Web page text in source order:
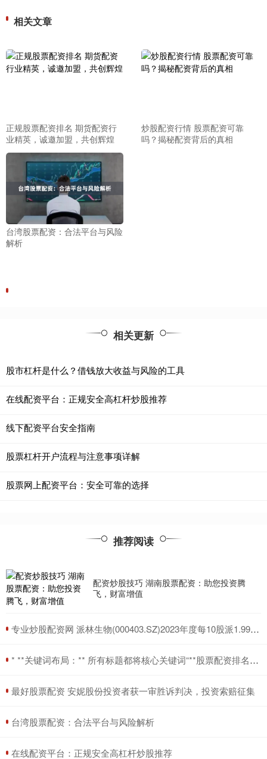
相关文章
正规股票配资排名 期货配资行
业精英，诚邀加盟，共创辉煌
炒股配资行情 股票配资可靠
吗？揭秘配资背后的真相
台湾股票配资：合法平台与风险
解析
相关更新
股市杠杆是什么？借钱放大收益与风险的工具
在线配资平台：正规安全高杠杆炒股推荐
线下配资平台安全指南
股票杠杆开户流程与注意事项详解
股票网上配资平台：安全可靠的选择
推荐阅读
配资炒股技巧 湖南股票配资：助您投资腾
飞，财富增值
​专业炒股配资网 派林生物(000403.SZ)2023年度每10股派1.999297元 股权登记日为6月27日
​* **关键词布局：** 所有标题都将核心关键词“**股票配资排名**”放在前面，有助于快速被搜索引擎识别和抓取。
​最好股票配资 安妮股份投资者获一审胜诉判决，投资索赔征集
​台湾股票配资：合法平台与风险解析
​在线配资平台：正规安全高杠杆炒股推荐